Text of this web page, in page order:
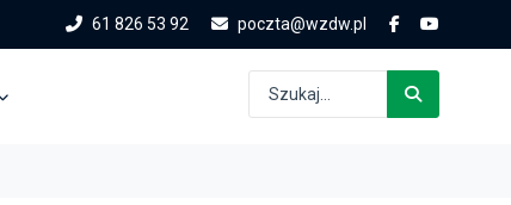
61 826 53 92 poczta@wzdw.pl